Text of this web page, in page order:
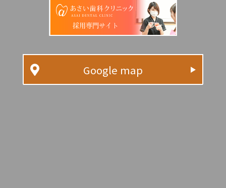
採用専門サイト
Google map